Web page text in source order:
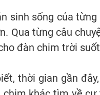
sinh sống của
Qua từng câu
đàn chim trời
thời gian gần